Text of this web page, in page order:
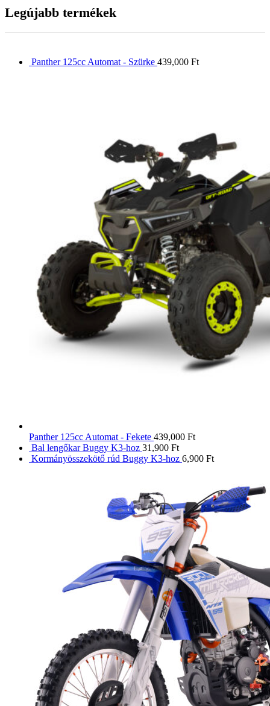
Legújabb termékek
Panther 125cc Automat - Szürke 439,000 Ft
Panther 125cc Automat - Fekete 439,000 Ft
Bal lengőkar Buggy K3-hoz 31,900 Ft
Kormányösszekötő rúd Buggy K3-hoz 6,900 Ft